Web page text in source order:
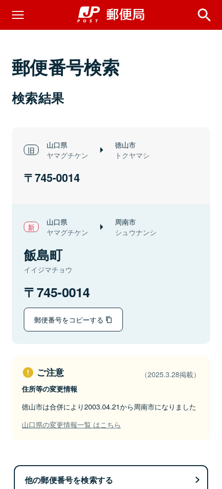
郵便番号検索
検索結果
山口県
ヤマグチケン
徳山市
トクヤマシ
745-0014
山口県
ヤマグチケン
周南市
シュウナンシ
飯島町
イイジマチョウ
745-0014
郵便番号をコピーする
ご注意 （2025.3.28掲載）
住所等の変更情報
徳山市は合併により2003.04.21から周南市になりました
山口県の変更情報一覧 はこちら
他の郵便番号を検索する